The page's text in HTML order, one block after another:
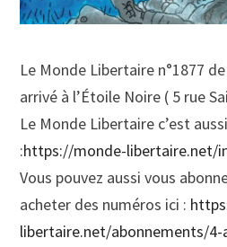
Le Monde Libertaire n°1877
arrivé à l’Étoile Noire ( 5 rue
Le Monde Libertaire c’est
:https://monde-libertaire.net/
Vous pouvez aussi vous
acheter des numéros ici :
libertaire.net/abonnements/4-